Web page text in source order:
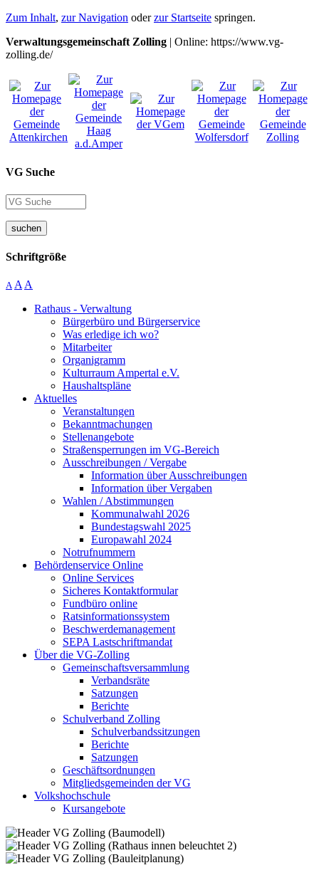
Zum Inhalt, zur Navigation oderzur Startseite springen.
Verwaltungsgemeinschaft Zolling | Online: https://www.vg-
zolling.de/
VG Suche
suchen
Schriftgröße
A A A
Rathaus - Verwaltung
Bürgerbüro und Bürgerservice
Was erledige ich wo?
Mitarbeiter
Organigramm
Kulturraum Ampertal e.V.
Haushaltspläne
Aktuelles
Veranstaltungen
Bekanntmachungen
Stellenangebote
Straßensperrungen im VG-Bereich
Ausschreibungen / Vergabe
Information über Ausschreibungen
Information über Vergaben
Wahlen / Abstimmungen
Kommunalwahl 2026
Bundestagswahl 2025
Europawahl 2024
Notrufnummern
Behördenservice Online
Online Services
Sicheres Kontaktformular
Fundbüro online
Ratsinformationssystem
Beschwerdemanagement
SEPA Lastschriftmandat
Über die VG-Zolling
Gemeinschaftsversammlung
Verbandsräte
Satzungen
Berichte
Schulverband Zolling
Schulverbandssitzungen
Berichte
Satzungen
Geschäftsordnungen
Mitgliedsgemeinden der VG
Volkshochschule
Kursangebote